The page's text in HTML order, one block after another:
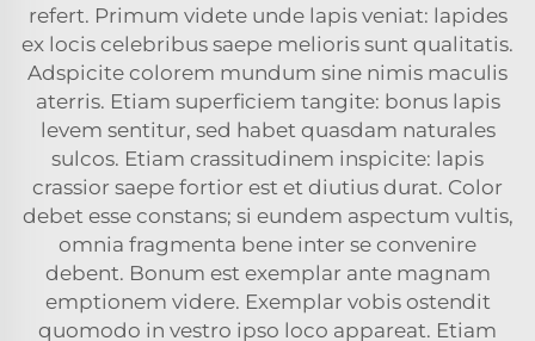
refert. Primum videte unde lapis veniat: lapides
ex locis celebribus saepe melioris sunt qualitatis.
Adspicite colorem mundum sine nimis maculis
aterris. Etiam superficiem tangite: bonus lapis
levem sentitur, sed habet quasdam naturales
sulcos. Etiam crassitudinem inspicite: lapis
crassior saepe fortior est et diutius durat. Color
debet esse constans; si eundem aspectum vultis,
omnia fragmenta bene inter se convenire
debent. Bonum est exemplar ante magnam
emptionem videre. Exemplar vobis ostendit
quomodo in vestro ipso loco appareat. Etiam